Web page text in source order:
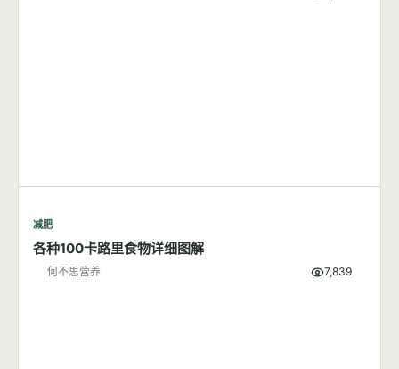
减肥
各种100卡路里食物详细图解
何不思营养 7,839